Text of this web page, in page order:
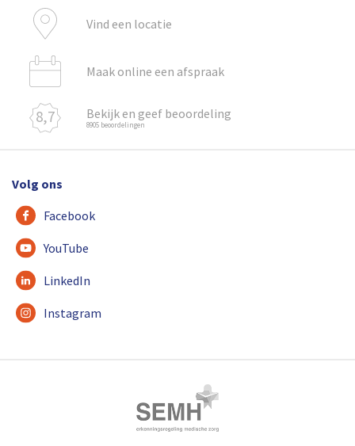
Vind een locatie
Maak online een afspraak
8,7 Bekijk en geef beoordeling
8905 beoordelingen
Volg ons
Facebook
YouTube
LinkedIn
Instagram